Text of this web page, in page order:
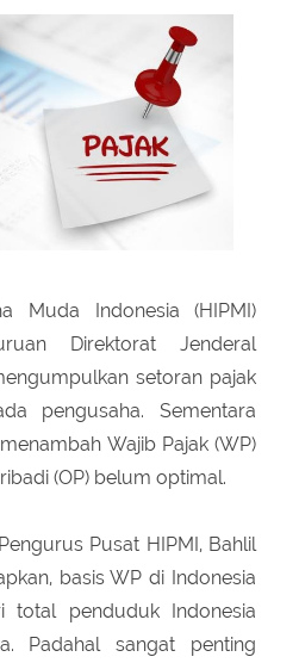
Pajak
Pajak
Muda Indonesia (HIPMI)
Direktorat Jenderal
setoran pajak
pengusaha. Sementara
Wajib Pajak (WP)
(OP) belum optimal.
Pusat HIPMI, Bahlil
basis WP di Indonesia
penduduk Indonesia
Padahal sangat penting